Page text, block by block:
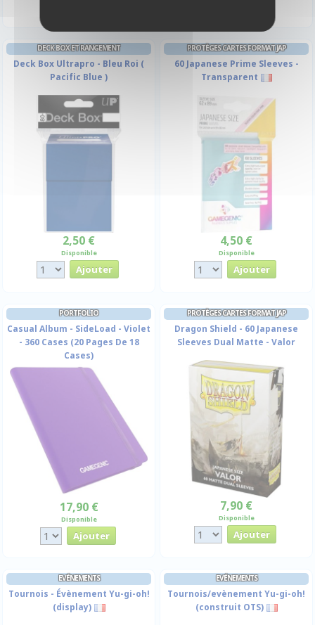
DECK BOX ET RANGEMENT
Deck Box Ultrapro - Bleu Roi (
Pacific Blue )
2,50 €
Disponible
PROTÈGES CARTES FORMAT JAP
60 Japanese Prime Sleeves -
Transparent
4,50 €
Disponible
PORTFOLIO
Casual Album - SideLoad - Violet
- 360 Cases (20 Pages De 18
Cases)
17,90 €
Disponible
PROTÈGES CARTES FORMAT JAP
Dragon Shield - 60 Japanese
Sleeves Dual Matte - Valor
7,90 €
Disponible
EVÉNEMENTS
Tournois - Évènement Yu-gi-oh!
(display)
EVÉNEMENTS
Tournois/evènement Yu-gi-oh!
(construit OTS)